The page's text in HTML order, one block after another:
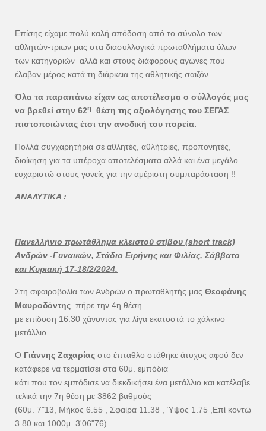
Επίσης είχαμε πολύ καλή απόδοση από το σύνολο των
αθλητών-τριων μας στα διασυλλογικά πρωταθλήματα όλων
των κατηγοριών αλλά και στους διάφορους αγώνες που
έλαβαν μέρος κατά τη διάρκεια της αθλητικής σαιζόν.
Όλα τα παραπάνω είχαν ως αποτέλεσμα ο σύλλογός μας
να βρεθεί στην 62η
θέση της αξιολόγησης του ΣΕΓΑΣ
πιστοποιώντας έτσι την ανοδική του πορεία.
Πολλά συγχαρητήρια σε αθλητές, αθλήτριες, προπονητές,
διοίκηση για τα υπέροχα αποτελέσματα αλλά και ένα μεγάλο
ευχαριστώ στους γονείς για την αμέριστη συμπαράσταση !!
ΑΝΑΛΥΤΙΚΑ :
Πανελλήνιο πρωτάθλημα κλειστού στίβου (short track)
Ανδρών -Γυναικών, Στάδιο Ειρήνης και Φιλίας, Σάββατο
και Κυριακή 17-18/2/2024.
Στη σφαιροβολία των Ανδρών ο πρωταθλητής μας Θεοφάνης
Μαυροδόντης πήρε την 4η θέση
με επίδοση 16.30 χάνοντας για λίγα εκατοστά το χάλκινο
μετάλλιο.
Ο Γιάννης Ζαχαρίας στο έπταθλο στάθηκε άτυχος αφού δεν
κατάφερε να τερματίσει στα 60μ. εμπόδια
κάτι που τον εμπόδισε να διεκδικήσει ένα μετάλλιο και κατέλαβε
τελικά την 7η θέση με 3862 βαθμούς
(60μ. 7"13, Μήκος 6.55 , Σφαίρα 11.38 , Ύψος 1.75 ,Επί κοντώ
3.80 και 1000μ. 3'06"76).